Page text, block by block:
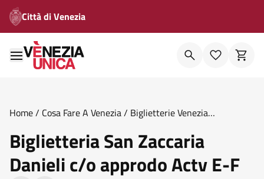
Città di Venezia
Home/ Cosa Fare A Venezia/ Biglietterie Venezia
F
Biglietteria San Zaccaria
Danieli c/o approdo Actv E-F